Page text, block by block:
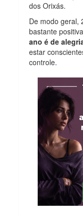
dos Orixás.
De modo geral,
bastante
ano é de
estar
controle.